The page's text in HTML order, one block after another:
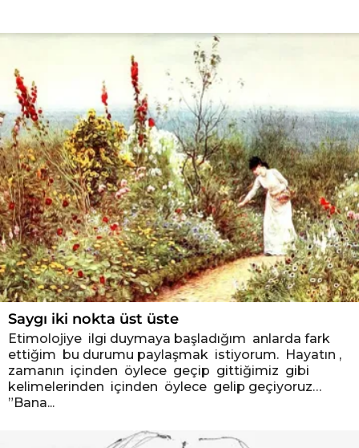
D
e
n
e
m
e
l
e
r
Saygı iki nokta üst üste
Etimolojiye ilgi duymaya başladığım anlarda fark
ettiğim bu durumu paylaşmak istiyorum. Hayatın ,
zamanın içinden öylece geçip gittiğimiz gibi
kelimelerinden içinden öylece gelip geçiyoruz…
”Bana...